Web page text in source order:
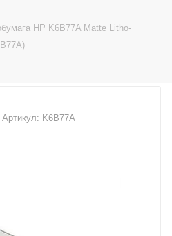
HP K6B77A Matte Litho-
Артикул: K6B77A